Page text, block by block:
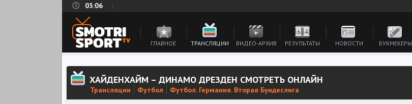
03:06
ГЛАВНОЕ ТРАНСЛЯЦИИ ВИДЕО-АРХИВ РЕЗУЛЬТАТЫ НОВОСТИ БУКМЕКЕРЫ
ХАЙДЕНХАЙМ – ДИНАМО ДРЕЗДЕН СМОТРЕТЬ ОНЛАЙН
Трансляции Футбол Футбол. Германия. Вторая Бундеслига